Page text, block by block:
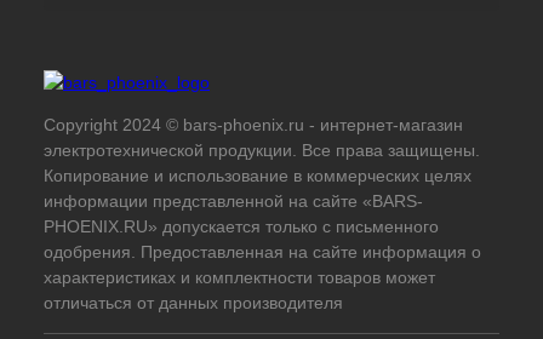
Copyright 2024 © bars-phoenix.ru - интернет-магазин
электротехнической продукции. Все права защищены.
Копирование и использование в коммерческих целях
информации представленной на сайте «BARS-
PHOENIX.RU» допускается только с письменного
одобрения. Предоставленная на сайте информация о
характеристиках и комплектности товаров может
отличаться от данных производителя